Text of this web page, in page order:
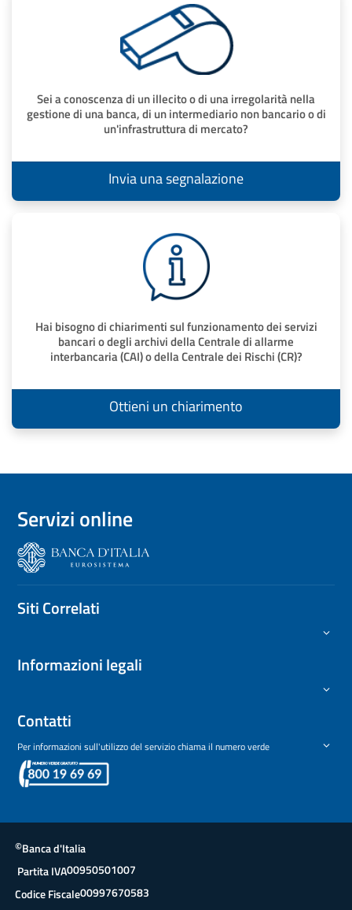
Sei a conoscenza di un illecito o di una irregolarità nella
gestione di una banca, di un intermediario non bancario o di
un'infrastruttura di mercato?
Invia una segnalazione
Hai bisogno di chiarimenti sul funzionamento dei servizi
bancari o degli archivi della Centrale di allarme
interbancaria (CAI) o della Centrale dei Rischi (CR)?
Ottieni un chiarimento
Servizi online
Siti Correlati
Informazioni legali
Contatti
Per informazioni sull'utilizzo del servizio chiama il numero verde
©Banca d'Italia
Partita IVA00950501007
Codice Fiscale00997670583